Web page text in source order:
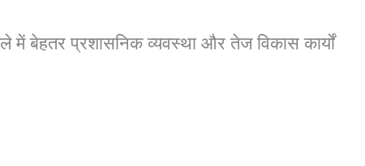
बेहतर प्रशासनिक व्यवस्था और तेज विकास कार्यों